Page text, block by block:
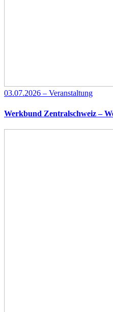
03.07.2026 – Veranstaltung
Werkbund Zentralschweiz –